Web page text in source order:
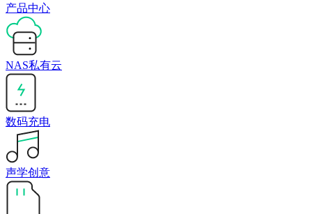
产品中心
NAS私有云
数码充电
声学创意